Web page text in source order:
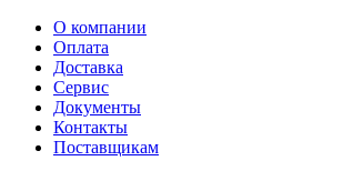
ВходРегистрация
Только
test@example.com
отправлена
Только
Восстановление
пароля
Заполните
форму.
На
вашу
Введите
новый
пароль
Пароль
успешно
Обратная
связь
Ваше
сообщение
успешно
О компании
Оплата
Доставка
Сервис
Документы
Контакты
Поставщикам